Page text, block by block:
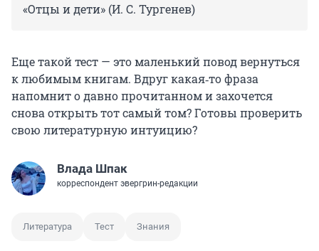
«Отцы и дети» (И. С. Тургенев)
Еще такой тест — это маленький повод вернуться
к любимым книгам. Вдруг какая‑то фраза
напомнит о давно прочитанном и захочется
снова открыть тот самый том? Готовы проверить
свою литературную интуицию?
Влада Шпак
корреспондент эвергрин-редакции
Литература Тест Знания